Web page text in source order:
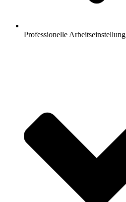
Professionelle Arbeitseinstellung